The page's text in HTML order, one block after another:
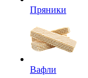
Пряники
Вафли